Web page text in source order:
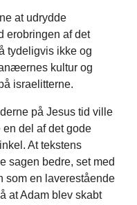
at udrydde
erobringen af det
tydeligvis ikke og
kultur og
israelitterne.
på Jesus tid ville
del af det gode
At tekstens
sagen bedre, set med
som en laverestående
at Adam blev skabt